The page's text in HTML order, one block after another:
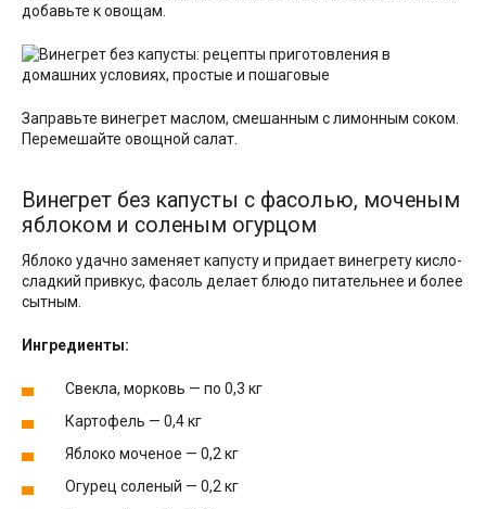
добавьте к овощам.
Заправьте винегрет маслом, смешанным с лимонным соком.
Перемешайте овощной салат.
Винегрет без капусты с фасолью, моченым
яблоком и соленым огурцом
Яблоко удачно заменяет капусту и придает винегрету кисло-
сладкий привкус, фасоль делает блюдо питательнее и более
сытным.
Ингредиенты:
Cвекла, морковь — по 0,3 кг
Картофель — 0,4 кг
Яблоко моченое — 0,2 кг
Огурец соленый — 0,2 кг